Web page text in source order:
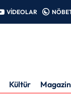
VİDEOLAR
Kültür Magazin